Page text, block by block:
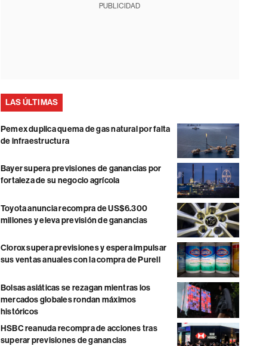
PUBLICIDAD
LAS ÚLTIMAS
Pemex duplica quema de gas natural por falta
de infraestructura
Bayer supera previsiones de ganancias por
fortaleza de su negocio agrícola
Toyota anuncia recompra de US$6.300
millones y eleva previsión de ganancias
Clorox supera previsiones y espera impulsar
sus ventas anuales con la compra de Purell
Bolsas asiáticas se rezagan mientras los
mercados globales rondan máximos
históricos
HSBC reanuda recompra de acciones tras
superar previsiones de ganancias